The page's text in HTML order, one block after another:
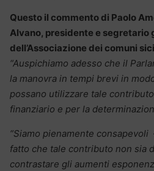
Questo il commento di Paolo
Alvano, presidente e segretario
dell’Associazione dei comuni
“Auspichiamo adesso che il
la manovra in tempi brevi in
possano utilizzare tale
finanziario e per la
“Siamo pienamente consapevoli
fatto che tale contributo non sia
contrastare gli aumenti